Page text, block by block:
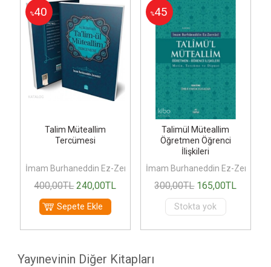
%40
Talim Müteallim
Tercümesi
İmam Burhaneddin Ez-Zernuci
400,00TL 240,00TL
Sepete Ekle
%45
Talimül Müteallim
Öğretmen Öğrenci
İlişkileri
İmam Burhaneddin Ez-Zernuci
300,00TL 165,00TL
Stokta yok
Yayınevinin Diğer Kitapları